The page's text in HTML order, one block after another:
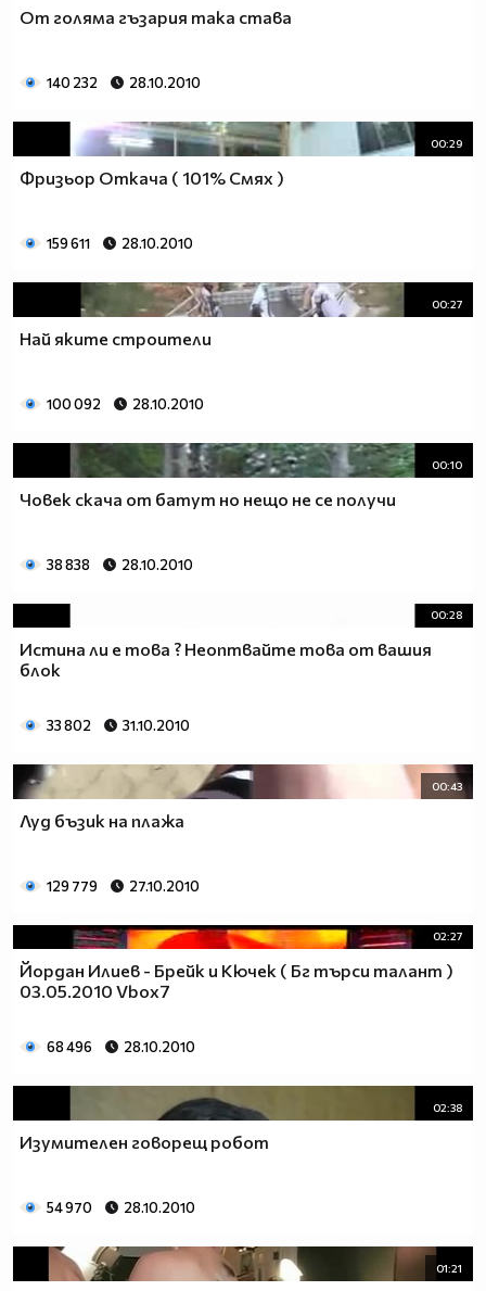
От голяма гъзария така става
140 232 28.10.2010
00:29
Фризьор Откача ( 101% Смях )
159 611 28.10.2010
00:27
Най яките строители
100 092 28.10.2010
00:10
Човек скача от батут но нещо не се получи
38 838 28.10.2010
00:28
Истина ли е това ? Неоптвайте това от вашия
блок
33 802 31.10.2010
00:43
Луд бъзик на плажа
129 779 27.10.2010
02:27
Йордан Илиев - Брейк и Кючек ( Бг търси талант )
03.05.2010 Vbox7
68 496 28.10.2010
02:38
Изумителен говорещ робот
54 970 28.10.2010
01:21